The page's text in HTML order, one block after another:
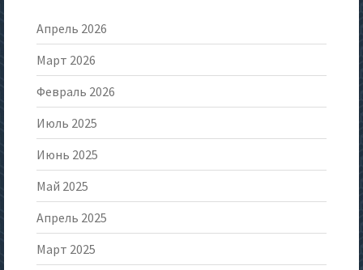
Апрель 2026
Март 2026
Февраль 2026
Июль 2025
Июнь 2025
Май 2025
Апрель 2025
Март 2025